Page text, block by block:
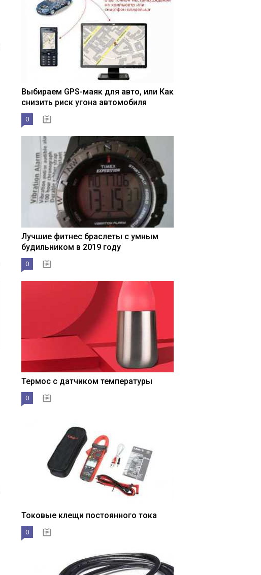
Выбираем GPS-маяк для авто, или Как
снизить риск угона автомобиля
0
Лучшие фитнес браслеты с умным
будильником в 2019 году
0
Термос с датчиком температуры
0
Токовые клещи постоянного тока
0